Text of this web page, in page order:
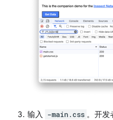
输入 -main.css 。开发